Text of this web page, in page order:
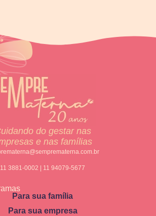
do gestar nas
e nas famílias
11 3881-0002 | 11 94079-5677
Para sua família
Para sua empresa